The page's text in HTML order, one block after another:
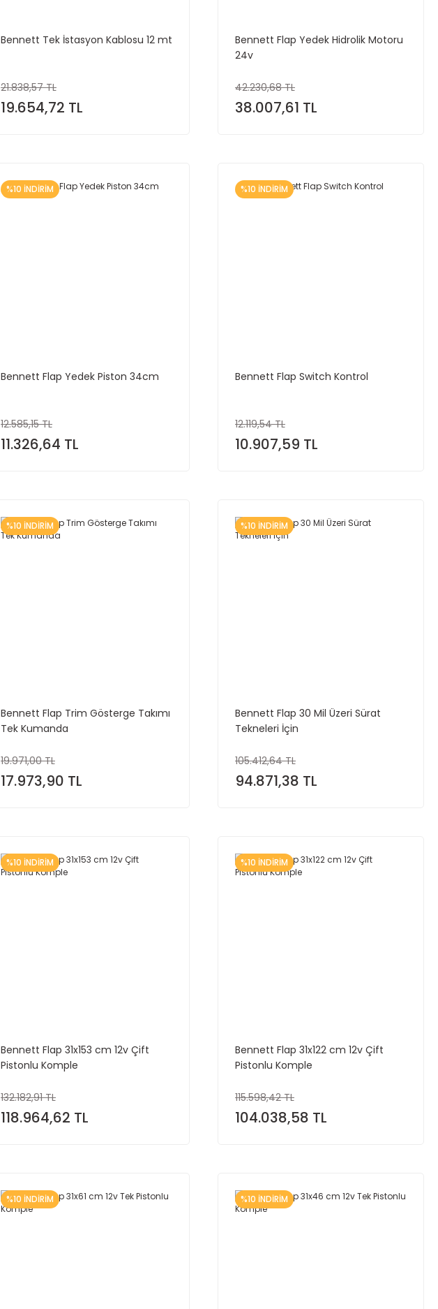
Bennett Tek İstasyon Kablosu 12 mt
21.838,57 TL
19.654,72 TL
Bennett Flap Yedek Hidrolik Motoru
24v
42.230,68 TL
38.007,61 TL
%10 İNDİRİM
Bennett Flap Yedek Piston 34cm
12.585,15 TL
11.326,64 TL
%10 İNDİRİM
Bennett Flap Switch Kontrol
12.119,54 TL
10.907,59 TL
%10 İNDİRİM
Bennett Flap Trim Gösterge Takımı
Tek Kumanda
19.971,00 TL
17.973,90 TL
%10 İNDİRİM
Bennett Flap 30 Mil Üzeri Sürat
Tekneleri İçin
105.412,64 TL
94.871,38 TL
%10 İNDİRİM
Bennett Flap 31x153 cm 12v Çift
Pistonlu Komple
132.182,91 TL
118.964,62 TL
%10 İNDİRİM
Bennett Flap 31x122 cm 12v Çift
Pistonlu Komple
115.598,42 TL
104.038,58 TL
%10 İNDİRİM %10 İNDİRİM